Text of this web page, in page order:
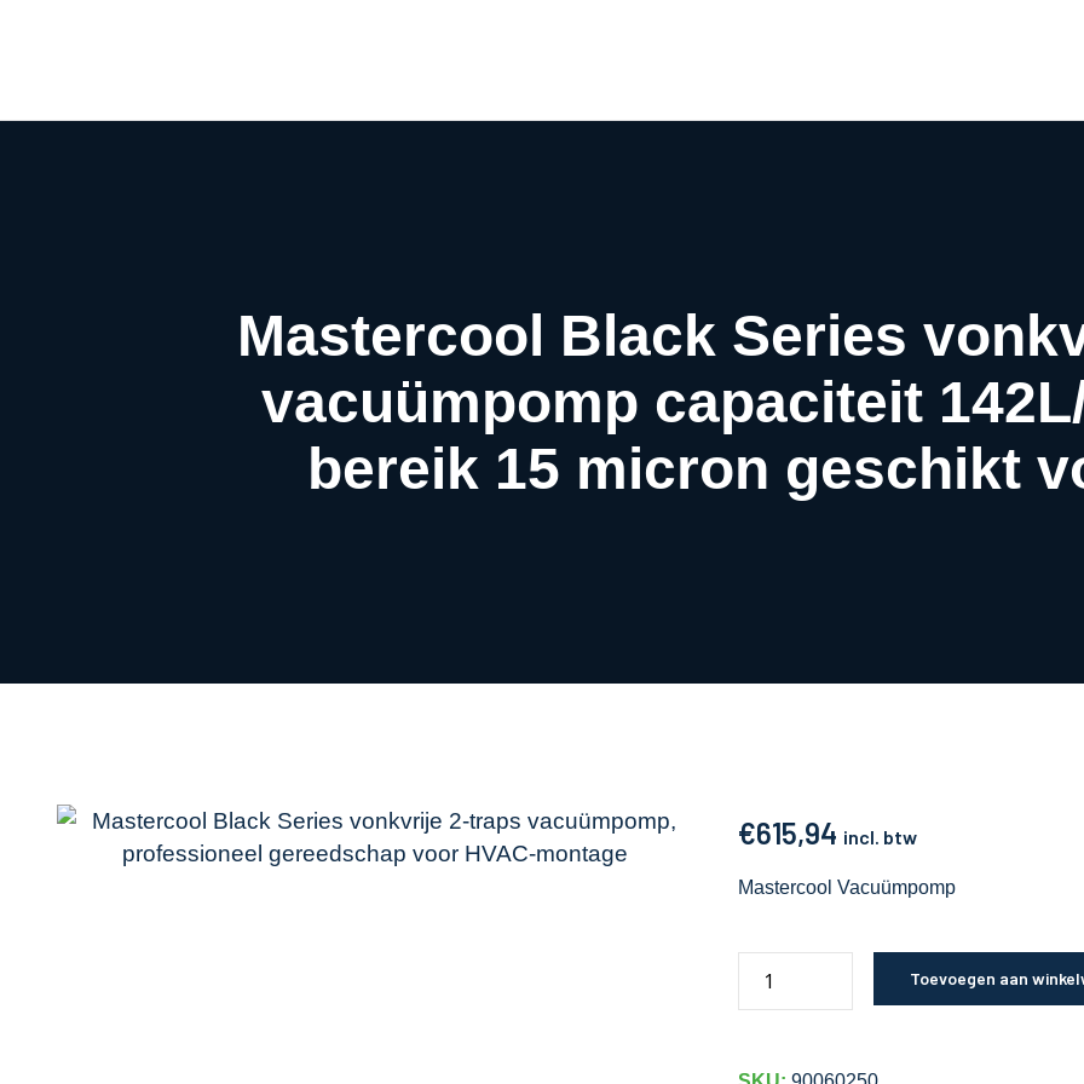
Airco informatiewijzer
Mastercool Black Series
vacuümpomp capaciteit
bereik 15 micron geschikt
€615,94 incl. btw
Mastercool Vacuümpomp
Toevoegen aan